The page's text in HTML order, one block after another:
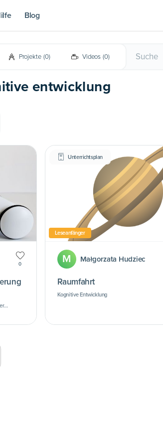
Blog
Projekte (0) Videos (0)
entwicklung
0
Unterrichtsplan
Leseanfänger
M Małgorzata Hudziec
Raumfahrt
Kognitive Entwicklung